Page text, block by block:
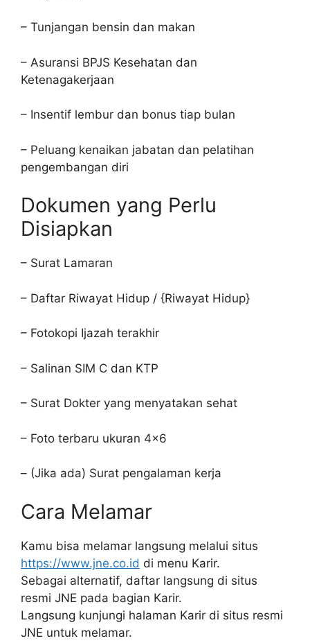
– Tunjangan bensin dan makan
– Asuransi BPJS Kesehatan dan
Ketenagakerjaan
– Insentif lembur dan bonus tiap bulan
– Peluang kenaikan jabatan dan pelatihan
pengembangan diri
Dokumen yang Perlu
Disiapkan
– Surat Lamaran
– Daftar Riwayat Hidup / {Riwayat Hidup}
– Fotokopi Ijazah terakhir
– Salinan SIM C dan KTP
– Surat Dokter yang menyatakan sehat
– Foto terbaru ukuran 4×6
– (Jika ada) Surat pengalaman kerja
Cara Melamar
Kamu bisa melamar langsung melalui situs
https://www.jne.co.id di menu Karir.
Sebagai alternatif, daftar langsung di situs
resmi JNE pada bagian Karir.
Langsung kunjungi halaman Karir di situs resmi
JNE untuk melamar.